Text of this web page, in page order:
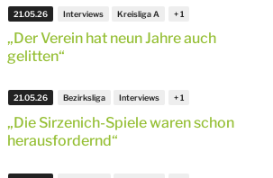
„Der Verein hat neun Jahre auch
gelitten“
21.05.26 Interviews Kreisliga A
„Die Sirzenich-Spiele waren schon
herausfordernd“
21.05.26 Bezirksliga Interviews